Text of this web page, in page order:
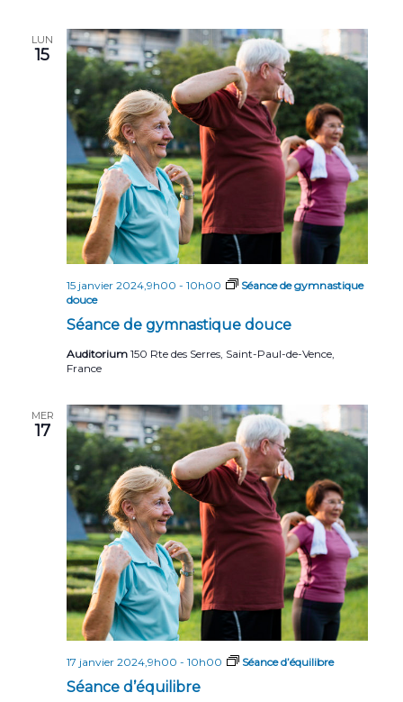
LUN
15
Séance de gymnastique douce
15 janvier 2024,9h00 - 10h00
Séance de gymnastique
douce
Auditorium 150 Rte des Serres, Saint-Paul-de-Vence,
France
MER
17
Séance d’équilibre
17 janvier 2024,9h00 - 10h00 Séance d’équilibre